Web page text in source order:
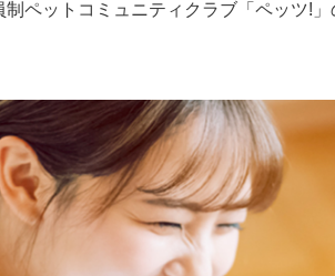
制ペットコミュニティクラブ「ペッツ!